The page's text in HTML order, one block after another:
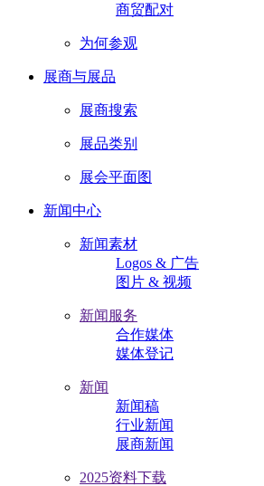
商贸配对
为何参观
展商与展品
展商搜索
展品类别
展会平面图
新闻中心
新闻素材
Logos & 广告
图片 & 视频
新闻服务
合作媒体
媒体登记
新闻
新闻稿
行业新闻
展商新闻
2025资料下载